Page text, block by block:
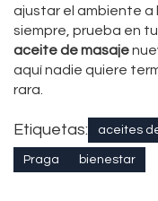
ajustar el ambiente a
siempre, prueba en
aceite de masaje
aquí nadie quiere
rara.
Etiquetas: aceites
Praga bienestar